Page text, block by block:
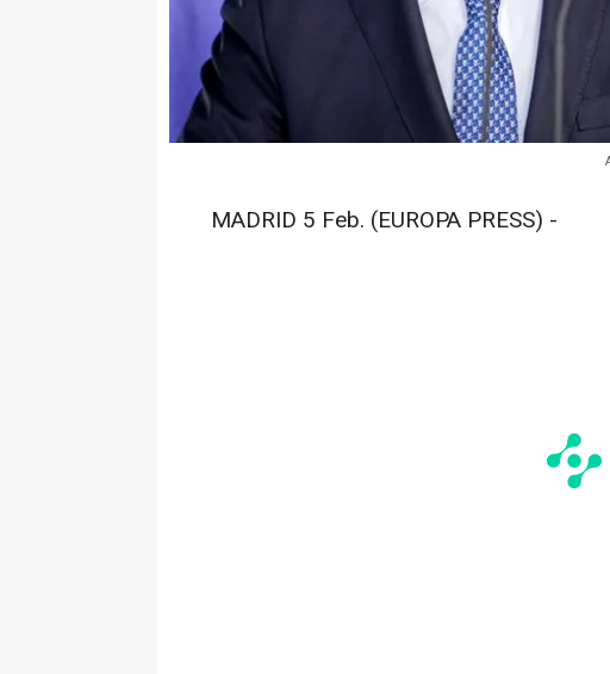
MADRID 5 Feb. (EUROPA PRESS) -